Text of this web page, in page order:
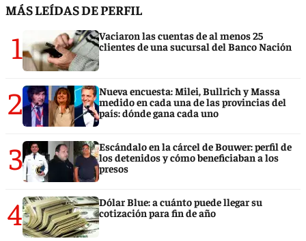
MÁS LEÍDAS DE PERFIL
1
Vaciaron las cuentas de al menos 25
clientes de una sucursal del Banco Nación
2
Nueva encuesta: Milei, Bullrich y Massa
medido en cada una de las provincias del
país: dónde gana cada uno
3
Escándalo en la cárcel de Bouwer: perfil de
los detenidos y cómo beneficiaban a los
presos
4
Dólar Blue: a cuánto puede llegar su
cotización para fin de año